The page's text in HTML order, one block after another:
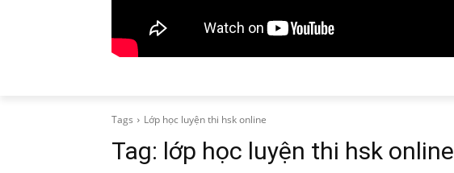
Tags Lớp học luyện thi hsk online
Tag: lớp học luyện thi hsk online